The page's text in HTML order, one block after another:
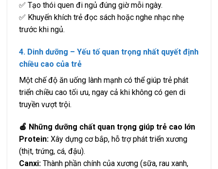
✅ Tạo thói quen đi ngủ đúng giờ mỗi ngày.
✅ Khuyến khích trẻ đọc sách hoặc nghe nhạc nhẹ
trước khi ngủ.
4. Dinh dưỡng – Yếu tố quan trọng nhất quyết định
chiều cao của trẻ
Một chế độ ăn uống lành mạnh có thể giúp trẻ phát
triển chiều cao tối ưu, ngay cả khi không có gen di
truyền vượt trội.
🍎 Những dưỡng chất quan trọng giúp trẻ cao lớn
Protein: Xây dựng cơ bắp, hỗ trợ phát triển xương
(thịt, trứng, cá, đậu).
Canxi: Thành phần chính của xương (sữa, rau xanh,